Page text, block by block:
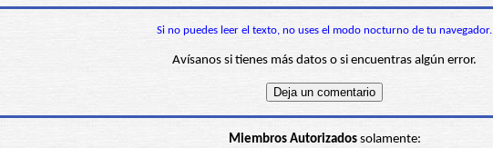
Si no puedes leer el texto, no uses el modo nocturno de tu navegador.
Avísanos si tienes más datos o si encuentras algún error.
Miembros Autorizadossolamente: